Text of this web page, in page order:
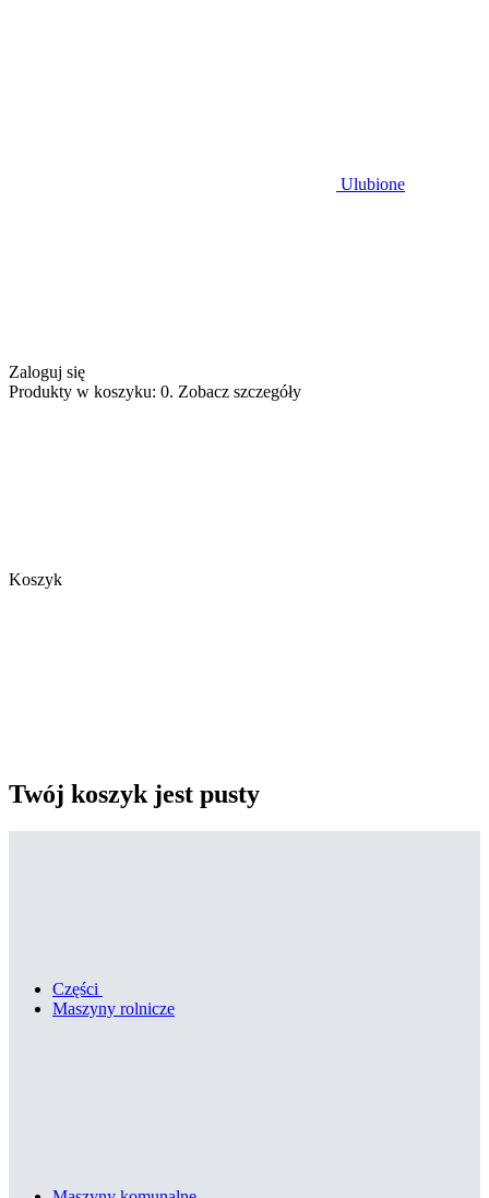
Ulubione
Zaloguj się
Produkty w koszyku: 0. Zobacz szczegóły
Koszyk
Twój koszyk jest pusty
Części
Maszyny rolnicze